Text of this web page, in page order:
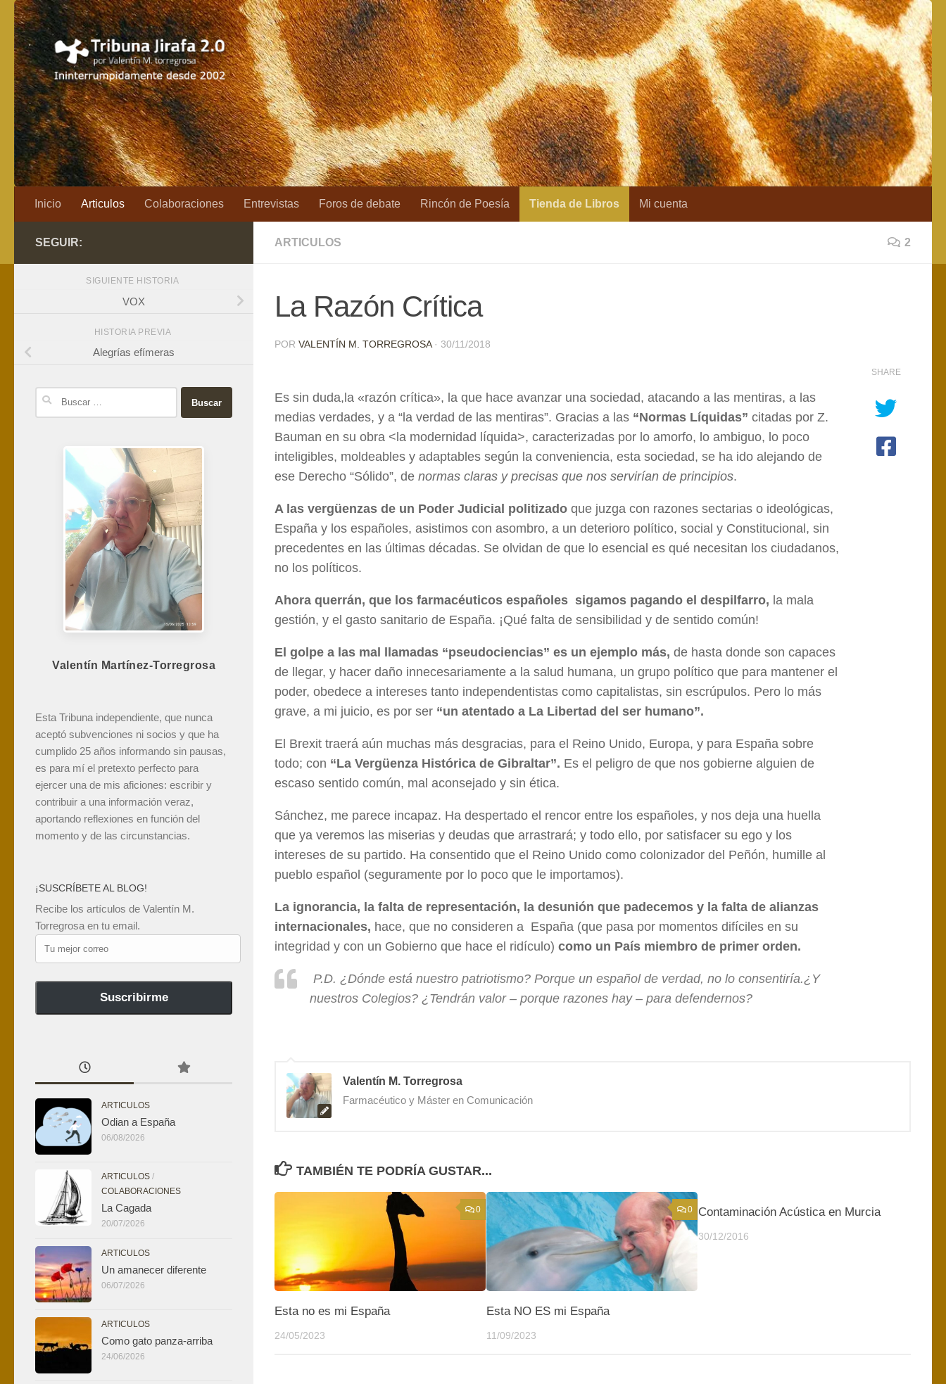
Saltar al contenido
Inicio Articulos Colaboraciones Entrevistas Foros de debate Rincón de Poesía Tienda de Libros Mi cuenta
ARTICULOS 2
La Razón Crítica
POR VALENTÍN M. TORREGROSA · 30/11/2018
Es sin duda,la «razón crítica», la que hace avanzar una sociedad, atacando a las mentiras, a las
medias verdades, y a “la verdad de las mentiras”. Gracias a las “Normas Líquidas” citadas por Z.
Bauman en su obra <la modernidad líquida>, caracterizadas por lo amorfo, lo ambiguo, lo poco
inteligibles, moldeables y adaptables según la conveniencia, esta sociedad, se ha ido alejando de
ese Derecho “Sólido”, de normas claras y precisas que nos servirían de principios.
A las vergüenzas de un Poder Judicial politizado que juzga con razones sectarias o ideológicas,
España y los españoles, asistimos con asombro, a un deterioro político, social y Constitucional, sin
precedentes en las últimas décadas. Se olvidan de que lo esencial es qué necesitan los ciudadanos,
no los políticos.
Ahora querrán, que los farmacéuticos españoles sigamos pagando el despilfarro, la mala
gestión, y el gasto sanitario de España. ¡Qué falta de sensibilidad y de sentido común!
El golpe a las mal llamadas “pseudociencias” es un ejemplo más, de hasta donde son capaces
de llegar, y hacer daño innecesariamente a la salud humana, un grupo político que para mantener el
poder, obedece a intereses tanto independentistas como capitalistas, sin escrúpulos. Pero lo más
grave, a mi juicio, es por ser “un atentado a La Libertad del ser humano”.
El Brexit traerá aún muchas más desgracias, para el Reino Unido, Europa, y para España sobre
todo; con “La Vergüenza Histórica de Gibraltar”. Es el peligro de que nos gobierne alguien de
escaso sentido común, mal aconsejado y sin ética.
Sánchez, me parece incapaz. Ha despertado el rencor entre los españoles, y nos deja una huella
que ya veremos las miserias y deudas que arrastrará; y todo ello, por satisfacer su ego y los
intereses de su partido. Ha consentido que el Reino Unido como colonizador del Peñón, humille al
pueblo español (seguramente por lo poco que le importamos).
La ignorancia, la falta de representación, la desunión que padecemos y la falta de alianzas
internacionales, hace, que no consideren a España (que pasa por momentos difíciles en su
integridad y con un Gobierno que hace el ridículo) como un País miembro de primer orden.
P.D. ¿Dónde está nuestro patriotismo? Porque un español de verdad, no lo consentiría.¿Y
nuestros Colegios? ¿Tendrán valor – porque razones hay – para defendernos?
SHARE
Valentín M. Torregrosa
Farmacéutico y Máster en Comunicación
TAMBIÉN TE PODRÍA GUSTAR...
0
Esta no es mi España
24/05/2023
0
Esta NO ES mi España
11/09/2023
Contaminación Acústica en Murcia
30/12/2016
SEGUIR:
SIGUIENTE HISTORIA
VOX
HISTORIA PREVIA
Alegrías efímeras
Buscar:
Valentín Martínez-Torregrosa
Esta Tribuna independiente, que nunca
aceptó subvenciones ni socios y que ha
cumplido 25 años informando sin pausas,
es para mí el pretexto perfecto para
ejercer una de mis aficiones: escribir y
contribuir a una información veraz,
aportando reflexiones en función del
momento y de las circunstancias.
¡SUSCRÍBETE AL BLOG!
Recibe los artículos de Valentín M.
Torregrosa en tu email.
Tu
mejor
Suscribirme
ARTICULOS
Odian a España
06/08/2026
ARTICULOS /
COLABORACIONES
La Cagada
20/07/2026
ARTICULOS
Un amanecer diferente
06/07/2026
ARTICULOS
Como gato panza-arriba
24/06/2026